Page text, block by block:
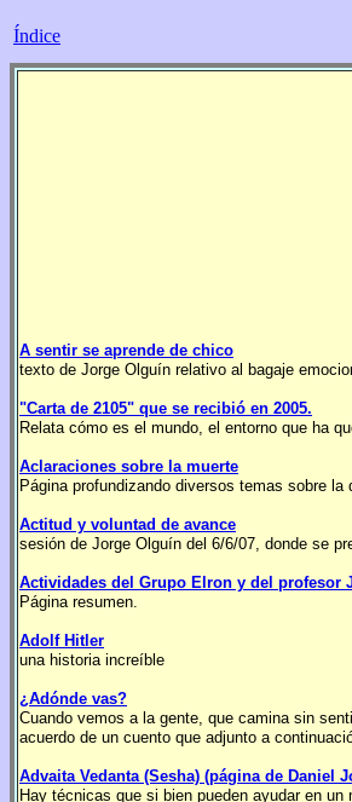
Índice
A sentir se aprende de chico
texto de Jorge Olguín relativo al bagaje
"Carta de 2105" que se recibió en 2005.
Relata cómo es el mundo, el entorno que ha
Aclaraciones sobre la muerte
Página profundizando diversos temas sobre
Actitud y voluntad de avance
sesión de Jorge Olguín del 6/6/07, donde se
Actividades del Grupo Elron y del profesor
Página resumen.
Adolf Hitler
una historia increíble
¿Adónde vas?
Cuando vemos a la gente, que camina sin
acuerdo de un cuento que adjunto a
Advaita Vedanta (Sesha) (página de Daniel
Hay técnicas que si bien pueden ayudar en